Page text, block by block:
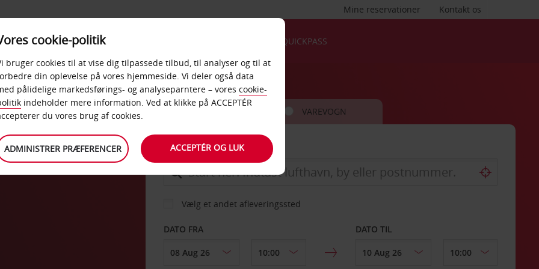
Kontakt os
Mine reservationer
PRODUKTER &
KONTORER
QUICKPASS
BIL VAREVOGN
AFHENT FRA
Vælg et andet afleveringssted
DATO FRA DATO TIL
cookie-politik
bruger cookies til at vise dig tilpassede tilbud, til analyser og til at
din oplevelse på vores hjemmeside. Vi deler også data
pålidelige markedsførings- og analyseparntere – vores cookie-
indeholder mere information. Ved at klikke på ACCEPTÉR
du vores brug af cookies.
ADMINISTRER PRÆFERENCER ACCEPTÉR OG LUK